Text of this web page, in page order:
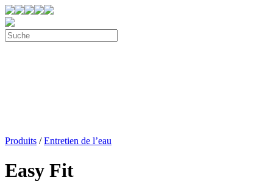
Produits /Entretien de l’eau
Easy Fit